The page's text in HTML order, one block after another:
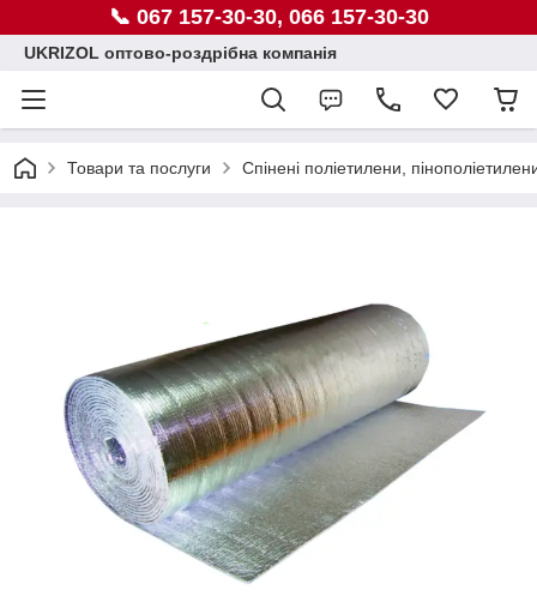
📞 067 157-30-30, 066 157-30-30
UKRIZOL оптово-роздрібна компанія
Товари та послуги Спінені поліетилени,